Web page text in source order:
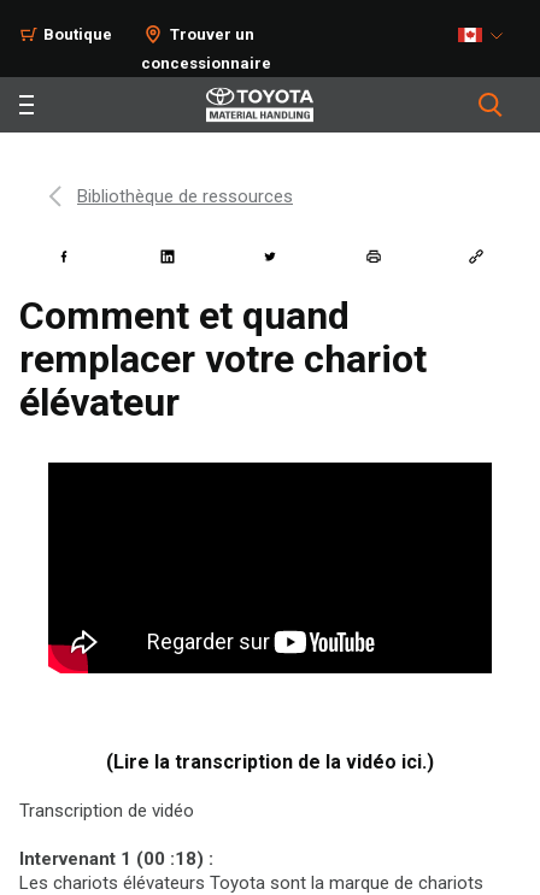
Boutique
Trouver un
concessionnaire
Bibliothèque de ressources
Comment et quand
remplacer votre chariot
élévateur
(Lire la transcription de la vidéo ici.)
Transcription de vidéo
Intervenant 1 (00 :18) :
Les chariots élévateurs Toyota sont la marque de chariots